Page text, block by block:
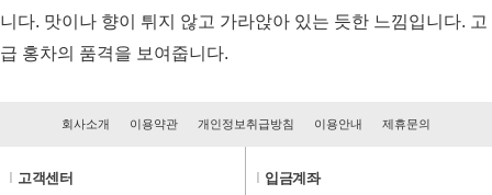
니다. 맛이나 향이 튀지 않고 가라앉아 있는 듯한 느낌입니다. 고
급 홍차의 품격을 보여줍니다.
회사소개 이용약관 개인정보취급방침 이용안내 제휴문의
고객센터 입금계좌